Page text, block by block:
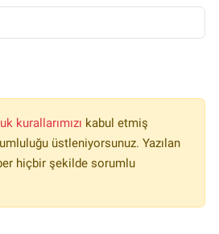
kurallarımızı kabul etmiş
üstleniyorsunuz. Yazılan
hiçbir şekilde sorumlu